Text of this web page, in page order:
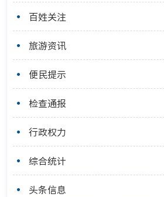
百姓关注
旅游资讯
便民提示
检查通报
行政权力
综合统计
头条信息